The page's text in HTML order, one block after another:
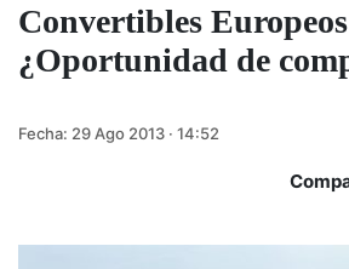
Convertibles
¿Oportunidad de
Fecha: 29 Ago 2013 · 14:52